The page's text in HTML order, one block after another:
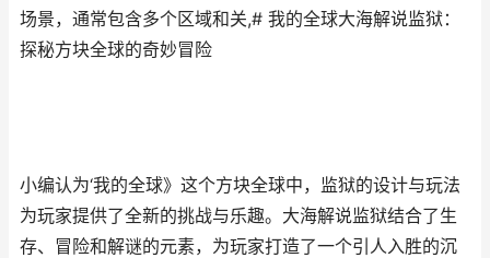
场景，通常包含多个区域和关,# 我的全球大海解说监狱：
探秘方块全球的奇妙冒险
小编认为‘我的全球》这个方块全球中，监狱的设计与玩法
为玩家提供了全新的挑战与乐趣。大海解说监狱结合了生
存、冒险和解谜的元素，为玩家打造了一个引人入胜的沉